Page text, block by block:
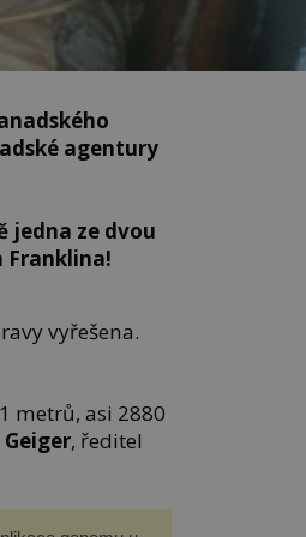
agentury
jedna ze dvou
Franklina!
vyřešena.
metrů, asi 2880
Geiger, ředitel